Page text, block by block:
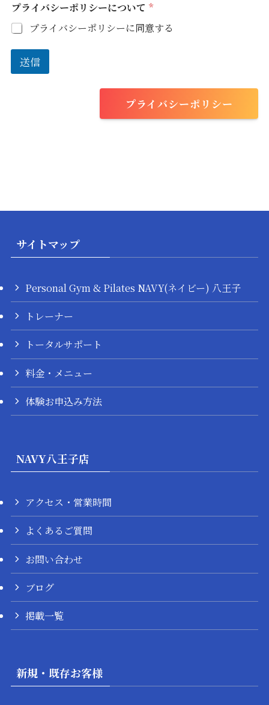
プライバシーポリシーについて *
プライバシーポリシーに同意する
送信
プライバシーポリシー
サイトマップ
Personal Gym & Pilates NAVY(ネイビー) 八王子
トレーナー
トータルサポート
料金・メニュー
体験お申込み方法
NAVY八王子店
アクセス・営業時間
よくあるご質問
お問い合わせ
ブログ
掲載一覧
新規・既存お客様